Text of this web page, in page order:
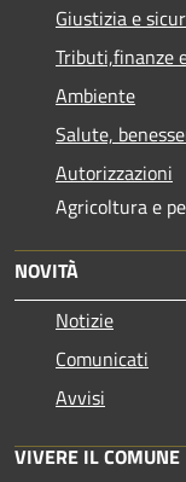
Giustizia e
Tributi,finanze
Ambiente
Salute,
Autorizzazioni
Agricoltura e
NOVITÀ
Notizie
Comunicati
Avvisi
VIVERE IL COMUNE